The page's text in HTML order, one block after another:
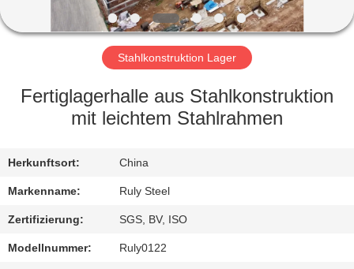
VR
SHOW
ÜBER
FABRIK-
AUSFLUG
QUALITÄTSKONTROLLE
Stahlkonstruktion Lager
Fertiglagerhalle aus Stahlkonstruktion
mit leichtem Stahlrahmen
Herkunftsort: China
Markenname: Ruly Steel
Zertifizierung: SGS, BV, ISO
Modellnummer: Ruly0122